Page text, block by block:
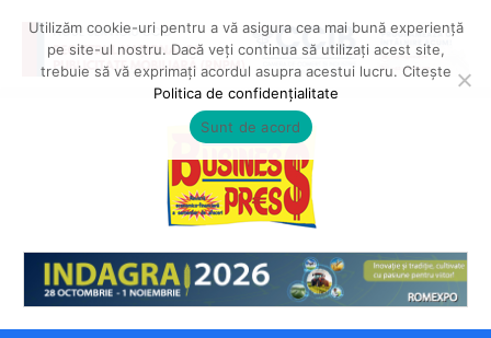
Utilizăm cookie-uri pentru a vă asigura cea mai bună experiență
pe site-ul nostru. Dacă veți continua să utilizați acest site,
trebuie să vă exprimați acordul asupra acestui lucru. Citește
Politica de confidențialitate
Sunt de acord